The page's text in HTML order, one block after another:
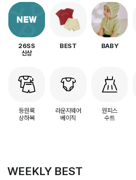
26SS
신상
BEST BABY
등원룩
상하복
라운지웨어
베이직
원피스
수트
WEEKLY BEST